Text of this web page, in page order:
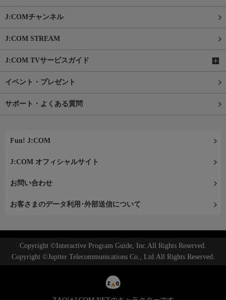
J:COMチャンネル
J:COM STREAM
J:COM TVサービスガイド
イベント・プレゼント
サポート・よくある質問
Fun! J:COM
J:COM オフィシャルサイト
お問い合わせ
お客さまのデータ利用･外部送信について
Copyright ©Interactive Program Guide, Inc.All Rights Reserved.
Copyright ©Jupiter Telecommunications Co., Ltd.All Rights Reserved.